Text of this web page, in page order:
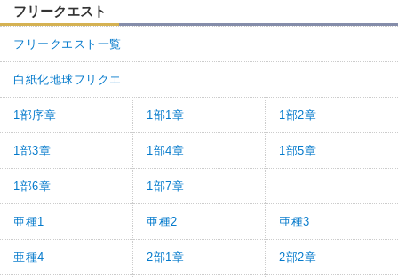
フリークエスト
フリークエスト一覧
白紙化地球フリクエ
1部序章 1部1章 1部2章
1部3章 1部4章 1部5章
1部6章 1部7章 -
亜種1 亜種2 亜種3
亜種4 2部1章 2部2章